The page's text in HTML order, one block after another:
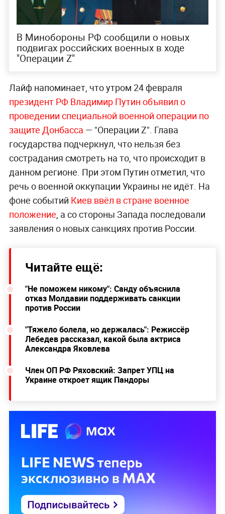
В Минобороны РФ сообщили о новых
подвигах российских военных в ходе
"Операции Z"
Лайф напоминает, что утром 24 февраля
президент РФ Владимир Путин объявил о
проведении специальной военной операции по
защите Донбасса — "Операции Z". Глава
государства подчеркнул, что нельзя без
сострадания смотреть на то, что происходит в
данном регионе. При этом Путин отметил, что
речь о военной оккупации Украины не идёт. На
фоне событий Киев ввёл в стране военное
положение, а со стороны Запада последовали
заявления о новых санкциях против России.
Читайте ещё:
"Не поможем никому": Санду объяснила
отказ Молдавии поддерживать санкции
против России
"Тяжело болела, но держалась": Режиссёр
Лебедев рассказал, какой была актриса
Александра Яковлева
Член ОП РФ Ряховский: Запрет УПЦ на
Украине откроет ящик Пандоры